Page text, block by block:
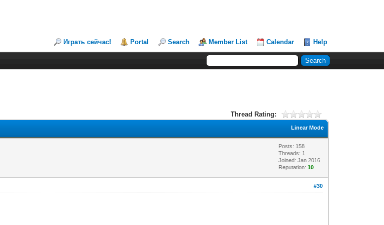
Играть сейчас! Portal Search Member List Calendar Help
Thread Rating:
Linear Mode
Posts: 158
Threads: 1
Joined: Jan 2016
Reputation:10
#30